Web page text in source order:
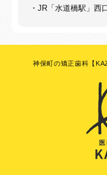
・JR「水道橋駅」西
神保町の矯正歯科【